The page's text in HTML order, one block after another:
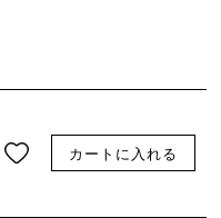
カートに入れる